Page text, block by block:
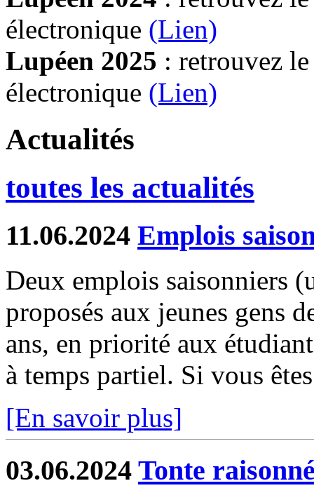
électronique (Lien)
Lupéen 2025 : retrouvez
électronique (Lien)
Actualités
toutes les actualités
11.06.2024 Emplois
Deux emplois saisonniers
proposés aux jeunes gens
ans, en priorité aux
à temps partiel. Si vous
[En savoir plus]
03.06.2024 Tonte